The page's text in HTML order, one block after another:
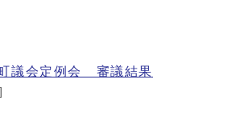
議会定例会 審議結果